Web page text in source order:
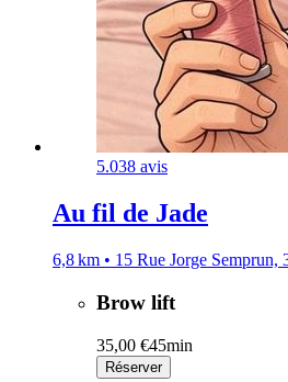
5.038 avis
Au fil de Jade
6,8 km • 15 Rue Jorge Semprun,
Brow lift
35,00 €45min
Réserver